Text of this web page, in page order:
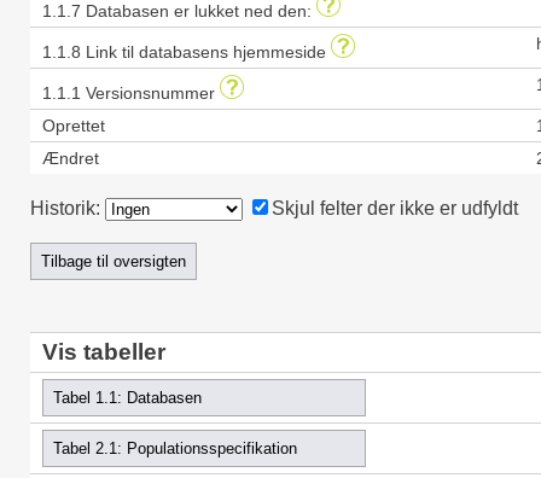
1.1.7 Databasen er lukket ned den:
1.1.8 Link til databasens hjemmeside
1.1.1 Versionsnummer
Oprettet
Ændret
Historik: Skjul felter der ikke er udfyldt
Vis tabeller
Tabel 1.1: Databasen
Tabel 2.1: Populationsspecifikation